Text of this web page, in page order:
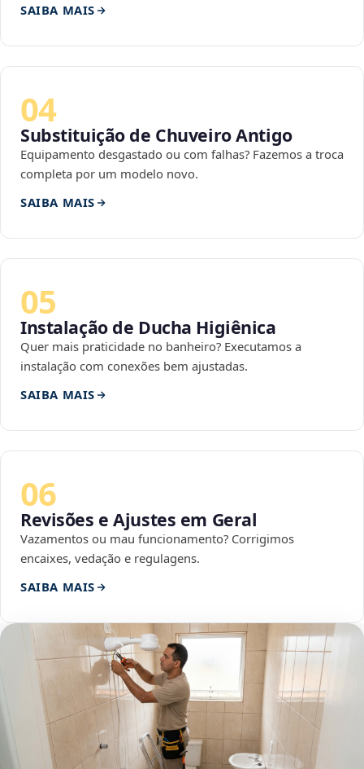
SAIBA MAIS
04
Substituição de Chuveiro Antigo
Equipamento desgastado ou com falhas? Fazemos a troca
completa por um modelo novo.
SAIBA MAIS
05
Instalação de Ducha Higiênica
Quer mais praticidade no banheiro? Executamos a
instalação com conexões bem ajustadas.
SAIBA MAIS
06
Revisões e Ajustes em Geral
Vazamentos ou mau funcionamento? Corrigimos
encaixes, vedação e regulagens.
SAIBA MAIS